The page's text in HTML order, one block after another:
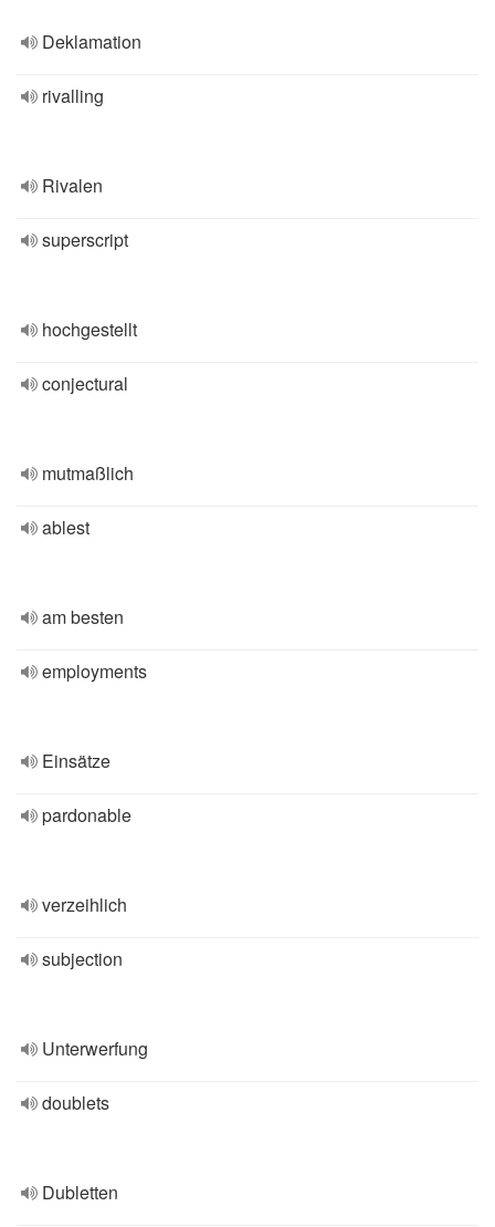
Deklamation
rivalling
Rivalen
superscript
hochgestellt
conjectural
mutmaßlich
ablest
am besten
employments
Einsätze
pardonable
verzeihlich
subjection
Unterwerfung
doublets
Dubletten